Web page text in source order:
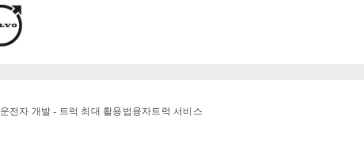
운전자 개발 - 트럭 최대 활용법 융자트럭 서비스